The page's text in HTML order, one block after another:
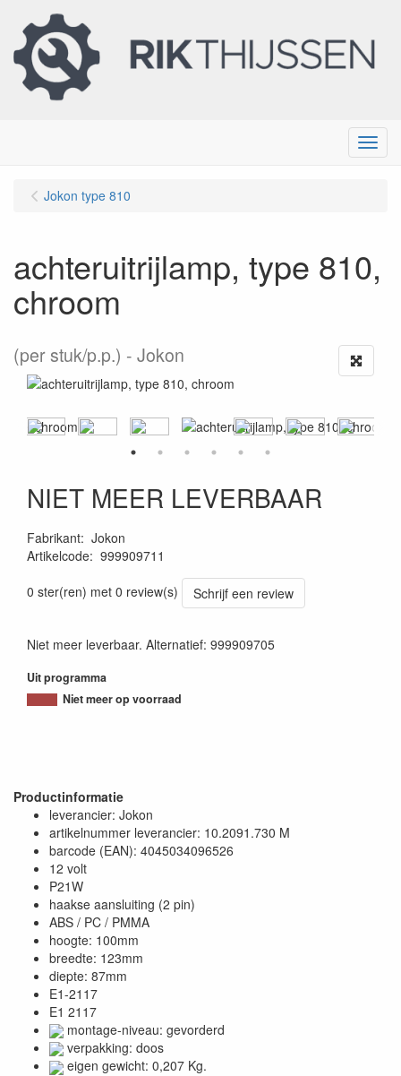
Menu
Jokon type 810
achteruitrijlamp, type 810,
chroom
(per stuk/p.p.) Jokon
NIET MEER LEVERBAAR
Fabrikant: Jokon
Artikelcode: 999909711
0 ster(ren) met 0 review(s)
Schrijf een review
Niet meer leverbaar. Alternatief: 999909705
Uit programma
Niet meer op voorraad
Productinformatie
leverancier: Jokon
artikelnummer leverancier: 10.2091.730 M
barcode (EAN): 4045034096526
12 volt
P21W
haakse aansluiting (2 pin)
ABS / PC / PMMA
hoogte: 100mm
breedte: 123mm
diepte: 87mm
E1-2117
E1 2117
montage-niveau: gevorderd
verpakking: doos
eigen gewicht: 0,207 Kg.